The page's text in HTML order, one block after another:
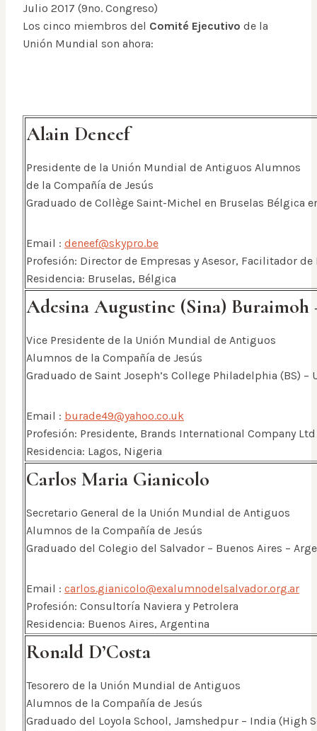
Julio 2017 (9no. Congreso)
Los cinco miembros del Comité Ejecutivo de la
Unión Mundial son ahora:
Alain Deneef
Presidente de la Unión Mundial de Antiguos Alumnos
de la Compañía de Jesús
Graduado de Collège Saint-Michel en Bruselas Bélgica
Email : deneef@skypro.be
Profesión: Director de Empresas y Asesor, Facilitador
Residencia: Bruselas, Bélgica
Adesina Augustine (Sina) Buraimoh
Vice Presidente de la Unión Mundial de Antiguos
Alumnos de la Compañía de Jesús
Graduado de Saint Joseph’s College Philadelphia (BS) –
Email : burade49@yahoo.co.uk
Profesión: Presidente, Brands International Company Ltd
Residencia: Lagos, Nigeria
Carlos Maria Gianicolo
Secretario General de la Unión Mundial de Antiguos
Alumnos de la Compañía de Jesús
Graduado del Colegio del Salvador – Buenos Aires –
Email : carlos.gianicolo@exalumnodelsalvador.org.ar
Profesión: Consultoría Naviera y Petrolera
Residencia: Buenos Aires, Argentina
Ronald D’Costa
Tesorero de la Unión Mundial de Antiguos
Alumnos de la Compañía de Jesús
Graduado del Loyola School, Jamshedpur – India (High